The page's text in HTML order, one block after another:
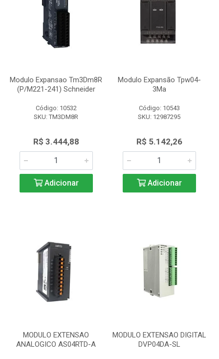
Modulo Expansao Tm3Dm8R
(P/M221-241) Schneider
Código: 10532
SKU: TM3DM8R
R$ 3.444,88
Adicionar
Modulo Expansão Tpw04-
3Ma
Código: 10543
SKU: 12987295
R$ 5.142,26
Adicionar
MODULO EXTENSAO
ANALOGICO AS04RTD-A
MODULO EXTENSAO DIGITAL
DVP04DA-SL